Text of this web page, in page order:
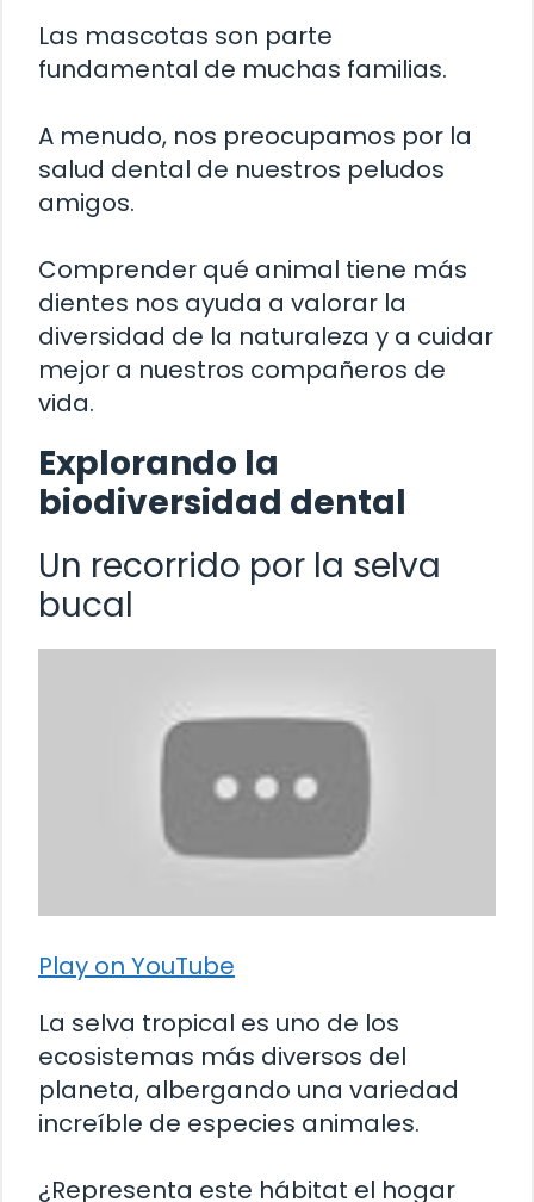
Las mascotas son parte
fundamental de muchas familias.
A menudo, nos preocupamos por la
salud dental de nuestros peludos
amigos.
Comprender qué animal tiene más
dientes nos ayuda a valorar la
diversidad de la naturaleza y a cuidar
mejor a nuestros compañeros de
vida.
Explorando la
biodiversidad dental
Un recorrido por la selva
bucal
Play on YouTube
La selva tropical es uno de los
ecosistemas más diversos del
planeta, albergando una variedad
increíble de especies animales.
¿Representa este hábitat el hogar